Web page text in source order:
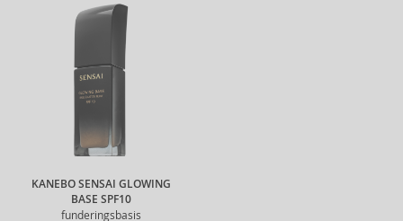
KANEBO SENSAI GLOWING
BASE SPF10
funderingsbasis